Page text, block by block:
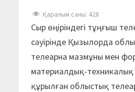
Қаралым саны: 428
Сыр өңіріндегі тұңғыш
сәуірінде Қызылорда
телеарна мазмұны мен
материалдық-техникалық
құрылған облыстық